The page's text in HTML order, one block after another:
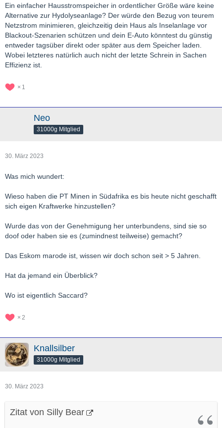
Ein einfacher Hausstromspeicher in ordentlicher Größe wäre keine
Alternative zur Hydolyseanlage? Der würde den Bezug von teurem
Netzstrom minimieren, gleichzeitig dein Haus als Inselanlage vor
Blackout-Szenarien schützen und dein E-Auto könntest du günstig
entweder tagsüber direkt oder später aus dem Speicher laden.
Wobei letzteres natürlich auch nicht der letzte Schrein in Sachen
Effizienz ist.
1
Neo
31000g Mitglied
30. März 2023
Was mich wundert:
Wieso haben die PT Minen in Südafrika es bis heute nicht geschafft
sich eigen Kraftwerke hinzustellen?
Wurde das von der Genehmigung her unterbundens, sind sie so
doof oder haben sie es (zumindnest teilweise) gemacht?
Das Eskom marode ist, wissen wir doch schon seit > 5 Jahren.
Hat da jemand ein Überblick?
Wo ist eigentlich Saccard?
2
Knallsilber
31000g Mitglied
30. März 2023
Zitat von Silly Bear